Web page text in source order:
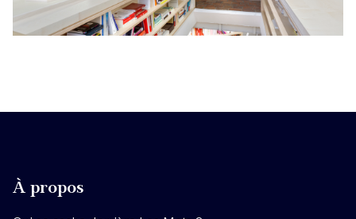
À propos